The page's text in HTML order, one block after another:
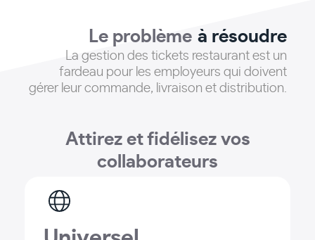
Le problème à résoudre
La gestion des tickets restaurant est un
fardeau pour les employeurs qui doivent
gérer leur commande, livraison et distribution.
Attirez et fidélisez vos
collaborateurs